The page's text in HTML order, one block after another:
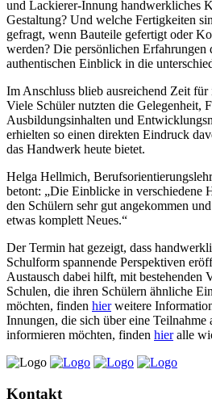
und Lackierer-Innung handwerkliches
Gestaltung? Und welche Fertigkeiten
gefragt, wenn Bauteile gefertigt oder
werden? Die persönlichen Erfahrungen
authentischen Einblick in die
Im Anschluss blieb ausreichend Zeit
Viele Schüler nutzten die Gelegenheit,
Ausbildungsinhalten und
erhielten so einen direkten Eindruck
das Handwerk heute bietet.
Helga Hellmich,
betont: „Die Einblicke in verschiedene
den Schülern sehr gut angekommen
etwas komplett Neues.“
Der Termin hat gezeigt, dass
Schulform spannende Perspektiven
Austausch dabei hilft, mit bestehenden
Schulen, die ihren Schülern ähnliche
möchten, finden hierweitere
Innungen, die sich über eine Teilnahme
informieren möchten, finden hieralle
Kontakt